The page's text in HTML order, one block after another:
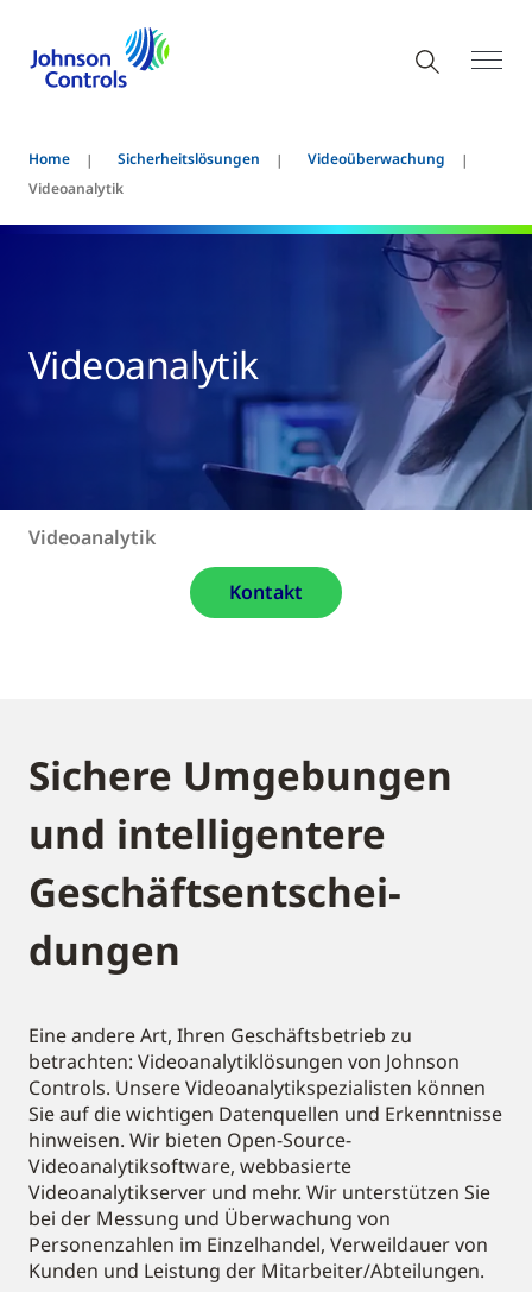
Home Sicherheitslösungen
Videoüberwachung
Videoanalytik
Videoanalytik
Videoanalytik
Kontakt
Sichere Umgebungen
und intelligentere
Geschäftsentschei-
dungen
Eine andere Art, Ihren Geschäftsbetrieb zu
betrachten: Videoanalytiklösungen von Johnson
Controls. Unsere Videoanalytikspezialisten können
Sie auf die wichtigen Datenquellen und Erkenntnisse
hinweisen. Wir bieten Open-Source-
Videoanalytiksoftware, webbasierte
Videoanalytikserver und mehr. Wir unterstützen Sie
bei der Messung und Überwachung von
Personenzahlen im Einzelhandel, Verweildauer von
Kunden und Leistung der Mitarbeiter/Abteilungen.